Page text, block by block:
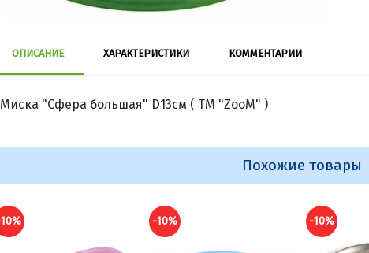
ОПИСАНИЕ ХАРАКТЕРИСТИКИ КОММЕНТАРИИ
Миска "Сфера большая" D13см ( ТМ "ZooM" )
Похожие товары
-10% -10% -10%